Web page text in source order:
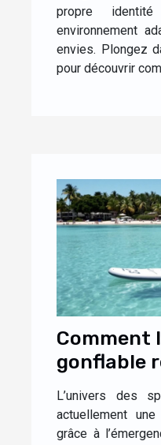
propre
environnement
envies. Plongez
pour découvrir
Comment
gonflable
t-il les
?
L’univers des
actuellement
grâce à